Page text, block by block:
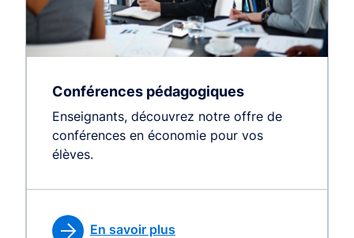
Conférences pédagogiques
Enseignants, découvrez notre offre de
conférences en économie pour vos
élèves.
En savoir plus